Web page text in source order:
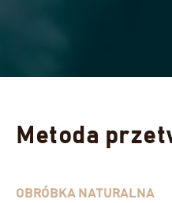
oferuje delikatne nuty
przyjemnie długi posmak.
80,00 zł
Metoda
OBRÓBKA NATURALNA